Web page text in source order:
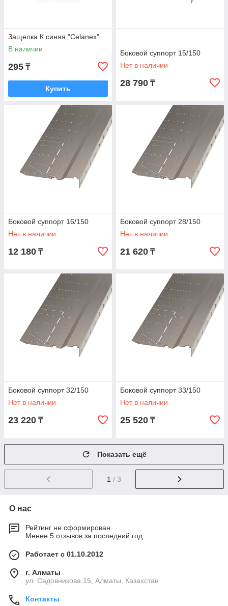
Защелка К синяя "Celanex"
В наличии
295 ₸
Купить
Боковой суппорт 15/150
Нет в наличии
28 790 ₸
Боковой суппорт 16/150
Нет в наличии
12 180 ₸
Боковой суппорт 28/150
Нет в наличии
21 620 ₸
Боковой суппорт 32/150
Нет в наличии
23 220 ₸
Боковой суппорт 33/150
Нет в наличии
25 520 ₸
Показать ещё
1 / 3
О нас
Рейтинг не сформирован
Менее 5 отзывов за последний год
Работает с 01.10.2012
г. Алматы
ул. Садовникова 15, Алматы, Казахстан
Контакты